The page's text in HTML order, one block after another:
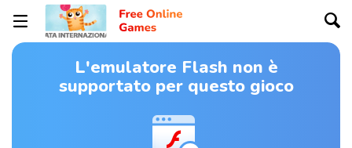
L'emulatore Flash non è
supportato per questo gioco